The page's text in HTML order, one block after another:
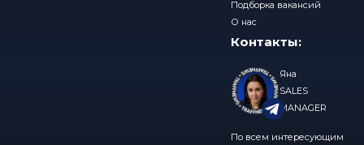
Подборка вакансий
О нас
Контакты:
Яна
SALES
MANAGER
По всем интересующим